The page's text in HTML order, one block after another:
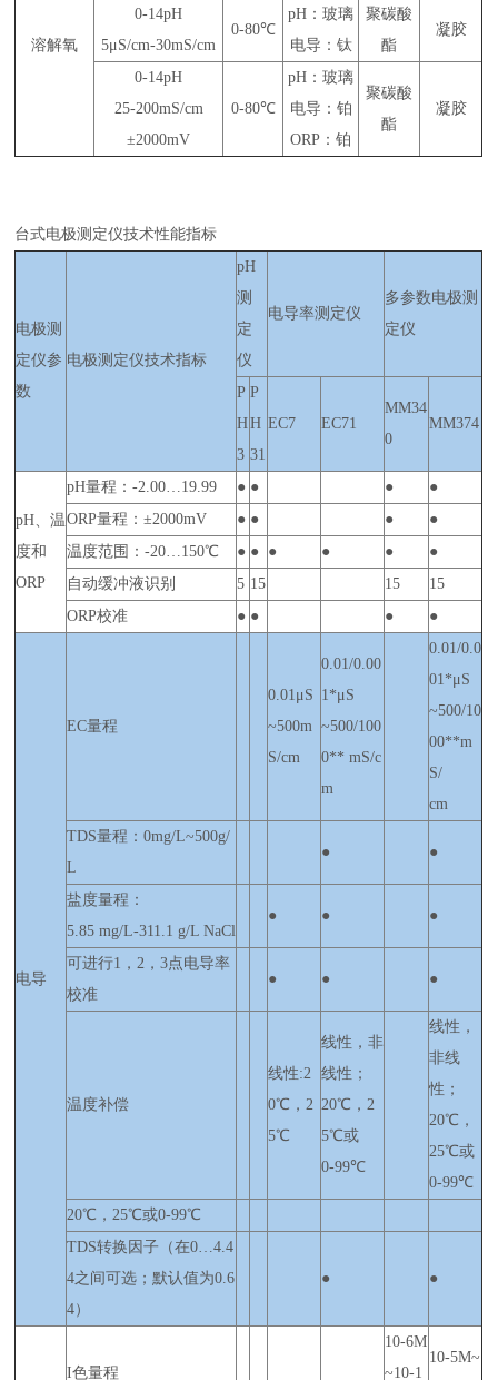
溶解氧
0-14pH
5μS/cm-30mS/cm
0-80℃
pH：玻璃
电导：钛
聚碳酸
酯
凝胶
0-14pH
25-200mS/cm
±2000mV
0-80℃
pH：玻璃
电导：铂
ORP：铂
聚碳酸
酯
凝胶
台式电极测定仪技术性能指标
电极测
定仪参
数
电极测定仪技术指标
pH
测
定
仪
电导率测定仪
多参数电极测
定仪
P
H
3
P
H
31
EC7 EC71
MM34
0
MM374
pH、温
度和
ORP
pH量程：-2.00…19.99 ● ● ●
●
ORP量程：±2000mV
● ● ●
●
温度范围：-20…150℃
● ● ● ● ●
●
自动缓冲液识别
5 15 15
15
ORP校准
● ● ● ●
电导
EC量程
0.01μS
~500m
S/cm
0.01/0.00
1*μS
~500/100
0** mS/c
m
0.01/0.0
01*μS
~500/10
00**m
S/
cm
TDS量程：0mg/L~500g/
L
● ●
盐度量程：
5.85 mg/L-311.1 g/L NaCl
● ● ●
可进行1，2，3点电导率
校准
● ● ●
温度补偿
线性:2
0℃，2
5℃
线性，非
线性；
20℃，2
5℃或
0-99℃
线性，
非线
性；
20℃，
25℃或
0-99℃
20℃，25℃或0-99℃
TDS转换因子（在0…4.4
4之间可选；默认值为0.6
4）
● ●
I色量程
10-6M
~10-1
10-5M~